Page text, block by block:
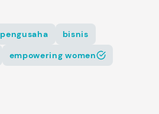
pengusaha
bisnis
empowering women